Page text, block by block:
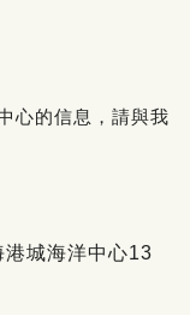
心的信息，請與我
城海洋中心13